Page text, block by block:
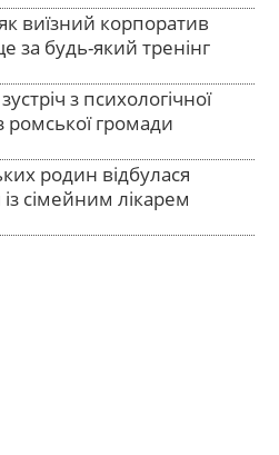
виїзний корпоратив
за будь-який тренінг
з психологічної
ромської громади
родин відбулася
сімейним лікарем